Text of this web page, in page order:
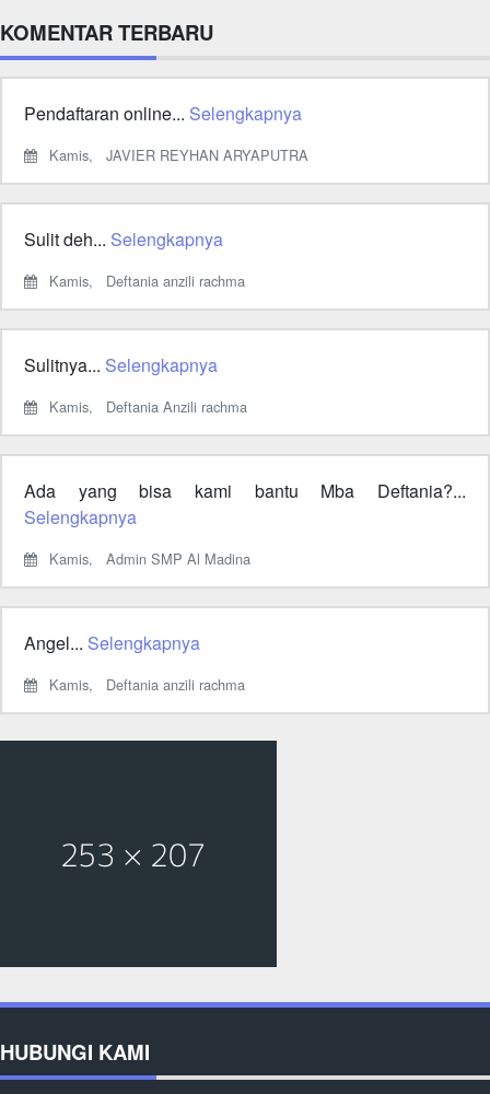
KOMENTAR TERBARU
Pendaftaran online... Selengkapnya
Kamis, JAVIER REYHAN ARYAPUTRA
Sulit deh... Selengkapnya
Kamis, Deftania anzili rachma
Sulitnya... Selengkapnya
Kamis, Deftania Anzili rachma
Ada yang bisa kami bantu Mba Deftania?...
Selengkapnya
Kamis, Admin SMP Al Madina
Angel... Selengkapnya
Kamis, Deftania anzili rachma
HUBUNGI KAMI